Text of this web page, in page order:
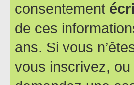
consentement
de ces
ans. Si vous
vous inscrivez,